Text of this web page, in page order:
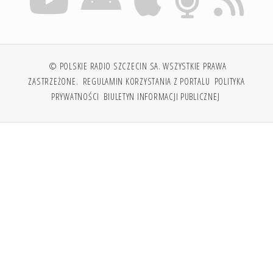
© POLSKIE RADIO SZCZECIN SA. WSZYSTKIE PRAWA
ZASTRZEŻONE. REGULAMIN KORZYSTANIA Z PORTALU POLITYKA
PRYWATNOŚCI BIULETYN INFORMACJI PUBLICZNEJ